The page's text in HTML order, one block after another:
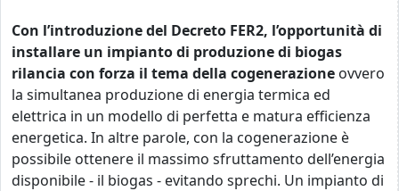
Con l’introduzione del Decreto FER2, l’opportunità di
installare un impianto di produzione di biogas
rilancia con forza il tema della cogenerazione ovvero
la simultanea produzione di energia termica ed
elettrica in un modello di perfetta e matura efficienza
energetica. In altre parole, con la cogenerazione è
possibile ottenere il massimo sfruttamento dell’energia
disponibile - il biogas - evitando sprechi. Un impianto di